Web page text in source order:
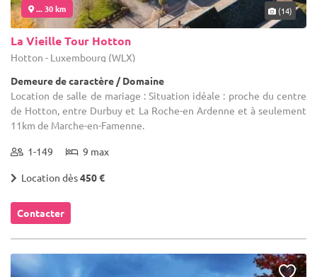
... 30 km (14)
La Vieille Tour Hotton
Hotton - Luxembourg (WLX)
Demeure de caractère / Domaine
Location de salle de mariage : Situation idéale : proche du centre
de Hotton, entre Durbuy et La Roche-en Ardenne et à seulement
11km de Marche-en-Famenne.
1-149 9 max
Location dès450 €
Contacter